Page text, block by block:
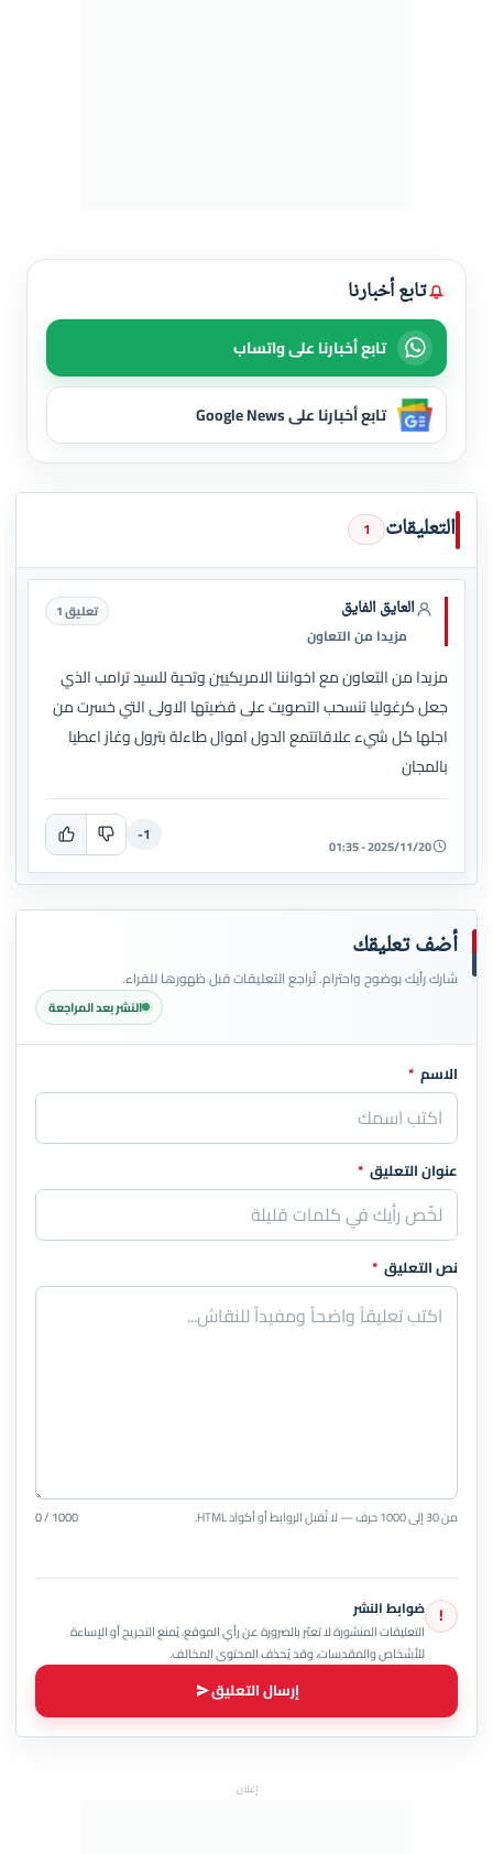
تابع أخبارنا
تابع أخبارنا على واتساب
تابع أخبارنا على Google News
التعليقات 1
العايق الفايق
مزيدا من التعاون
تعليق 1
مزيدا من التعاون مع اخواننا الامريكيين وتحية للسيد ترامب الذي
جعل كرغوليا تنسحب التصويت على قضيتها الاولى التي خسرت من
اجلها كل شيء علاقاتتمع الدول اموال طاءلة بترول وغاز اعطيا
بالمجان
2025/11/20 - 01:35
-1
أضف تعليقك
شارك رأيك بوضوح واحترام. تُراجع التعليقات قبل ظهورها للقراء.
النشر بعد المراجعة
اترك هذا الحقل فارغاً
الاسم *
عنوان التعليق *
نص التعليق *
من 30 إلى 1000 حرف — لا تُقبل الروابط أو أكواد HTML. 0 / 1000
! ضوابط النشر
التعليقات المنشورة لا تعبّر بالضرورة عن رأي الموقع. يُمنع التجريح أو الإساءة
للأشخاص والمقدسات، وقد يُحذف المحتوى المخالف.
إرسال التعليق
إعلان